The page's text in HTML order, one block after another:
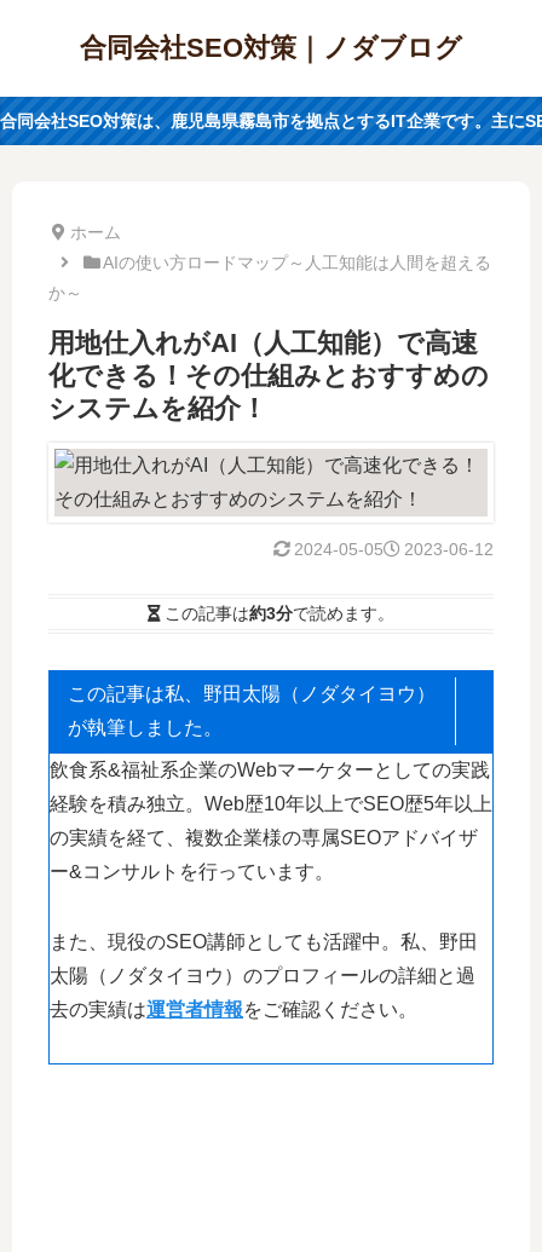
合同会社SEO対策｜ノダブログ
合同会社SEO対策は、鹿児島県霧島市を拠点とするIT企業です。主に
ホーム
AIの使い方ロードマップ～人工知能は人間を超える
か～
用地仕入れがAI（人工知能）で高速
化できる！その仕組みとおすすめの
システムを紹介！
2023-06-12
2024-05-05
この記事は約3分で読めます。
この記事は私、野田太陽（ノダタイヨウ）
が執筆しました。
飲食系&福祉系企業のWebマーケターとしての実践
経験を積み独立。Web歴10年以上でSEO歴5年以上
の実績を経て、複数企業様の専属SEOアドバイザ
ー&コンサルトを行っています。
また、現役のSEO講師としても活躍中。私、野田
太陽（ノダタイヨウ）のプロフィールの詳細と過
去の実績は運営者情報をご確認ください。